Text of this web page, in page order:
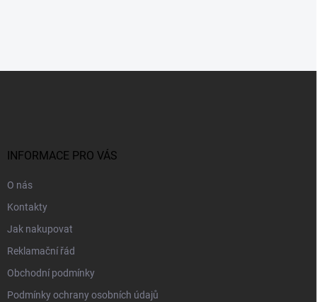
INFORMACE PRO VÁS
O nás
Kontakty
Jak nakupovat
Reklamační řád
Obchodní podmínky
Podmínky ochrany osobních údajů